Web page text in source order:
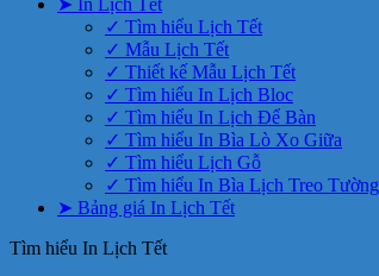
✓ Tìm hiểu Lịch Tết
✓ Mẫu Lịch Tết
✓ Thiết kế Mẫu Lịch Tết
✓ Tìm hiểu In Lịch Bloc
✓ Tìm hiểu In Lịch Để Bàn
✓ Tìm hiểu In Bìa Lò Xo Giữa
✓ Tìm hiểu Lịch Gỗ
✓ Tìm hiểu In Bìa Lịch Treo Tường
➤ Bảng giá In Lịch Tết
Tìm hiểu In Lịch Tết